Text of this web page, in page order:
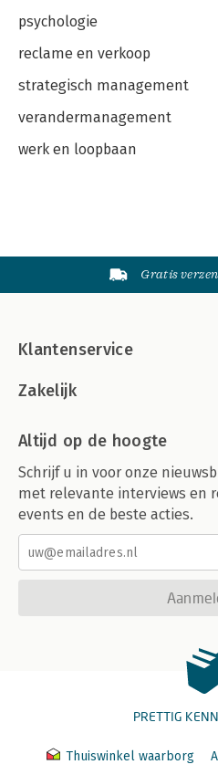
psychologie
reclame en verkoop
strategisch management
verandermanagement
werk en loopbaan
Gratis
Klantenservice
Zakelijk
Altijd op de hoogte
Schrijf u in voor onze
met relevante interviews en
events en de beste acties.
PRETTIG
Thuiswinkel waarborg